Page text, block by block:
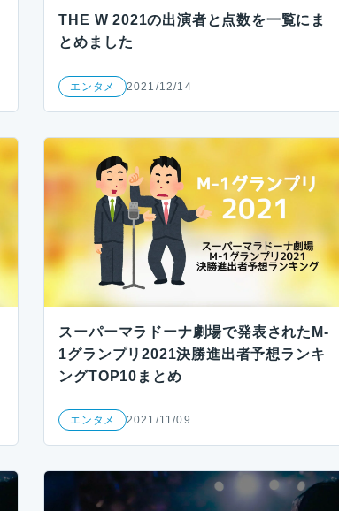
THE W 2021の出演者と点数を一覧にま
とめました
エンタメ 2021/12/14
スーパーマラドーナ劇場で発表されたM-
1グランプリ2021決勝進出者予想ランキ
ングTOP10まとめ
エンタメ 2021/11/09